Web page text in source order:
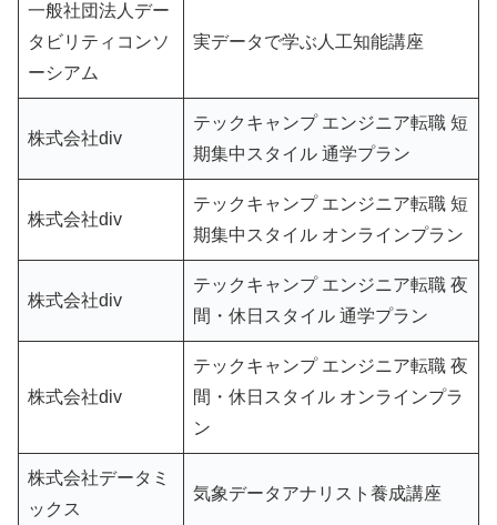
一般社団法人デー
タビリティコンソ
ーシアム
実データで学ぶ人工知能講座
株式会社div
テックキャンプ エンジニア転職 短
期集中スタイル 通学プラン
株式会社div
テックキャンプ エンジニア転職 短
期集中スタイル オンラインプラン
株式会社div
テックキャンプ エンジニア転職 夜
間・休日スタイル 通学プラン
株式会社div
テックキャンプ エンジニア転職 夜
間・休日スタイル オンラインプラ
ン
株式会社データミ
ックス
気象データアナリスト養成講座